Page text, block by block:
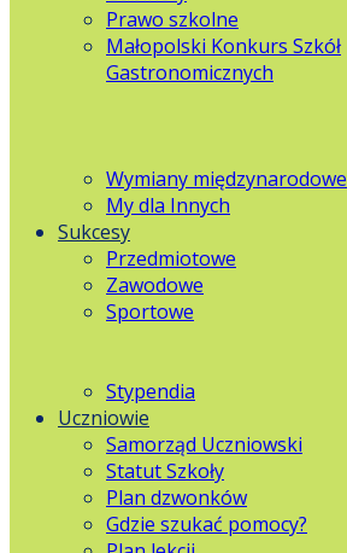
Prawo szkolne
Małopolski Konkurs Szkół
Gastronomicznych
Wymiany międzynarodowe
My dla Innych
Sukcesy
Przedmiotowe
Zawodowe
Sportowe
Stypendia
Uczniowie
Samorząd Uczniowski
Statut Szkoły
Plan dzwonków
Gdzie szukać pomocy?